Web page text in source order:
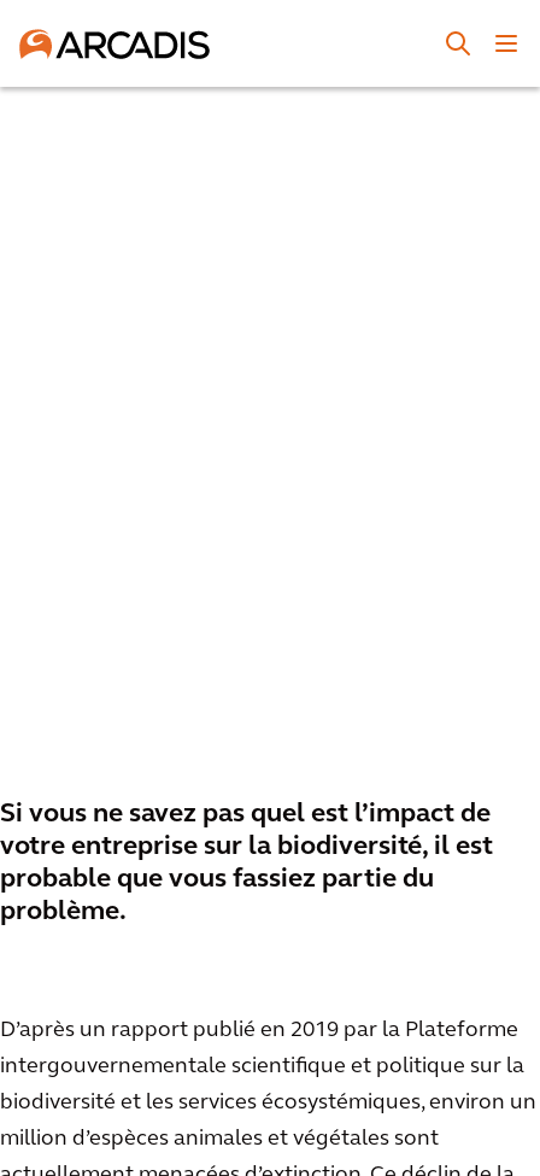
Si vous ne savez pas quel est l’impact de
votre entreprise sur la biodiversité, il est
probable que vous fassiez partie du
problème.
D’après un rapport publié en 2019 par la Plateforme
intergouvernementale scientifique et politique sur la
biodiversité et les services écosystémiques, environ un
million d’espèces animales et végétales sont